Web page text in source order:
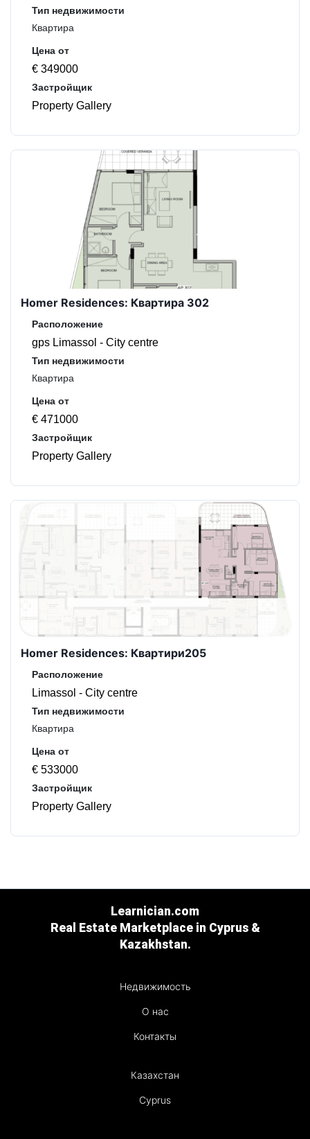
Тип недвижимости
Квартира
Цена от
€ 349000
Застройщик
Property Gallery
Homer Residences: Квартира 302
Расположение
gps Limassol - City centre
Тип недвижимости
Квартира
Цена от
€ 471000
Застройщик
Property Gallery
Homer Residences: Квартири205
Расположение
Limassol - City centre
Тип недвижимости
Квартира
Цена от
€ 533000
Застройщик
Property Gallery
Learnician.com
Real Estate Marketplace in Cyprus &
Kazakhstan.
Недвижимость
О нас
Контакты
Казахстан
Cyprus